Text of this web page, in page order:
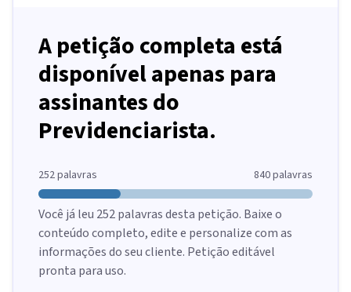
A petição completa está
disponível apenas para
assinantes do
Previdenciarista.
252palavras 840palavras
Você já leu 252palavras desta petição. Baixe o
conteúdo completo, edite e personalize com as
informações do seu cliente. Petição editável
pronta para uso.